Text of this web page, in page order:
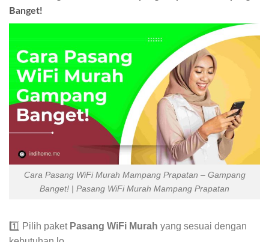
Banget!
Cara Pasang WiFi Murah Mampang Prapatan – Gampang
Banget! | Pasang WiFi Murah Mampang Prapatan
1️⃣ Pilih paket Pasang WiFi Murah yang sesuai dengan